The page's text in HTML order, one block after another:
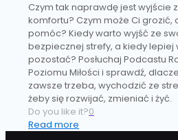
Czym tak naprawdę jest wyjście
komfortu? Czym może Ci grozić,
pomóc? Kiedy warto wyjść ze
bezpiecznej strefy, a kiedy lepiej
pozostać? Posłuchaj Podcastu
Poziomu Miłości i sprawdź,
zawsze trzeba, wychodzić ze
żeby się rozwijać, zmieniać i żyć.
Do you like it?0
Read more